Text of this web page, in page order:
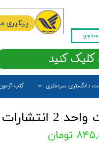
دادگستری، سردفتری کتب
کنید
پیگیری
راهیان ارشد
تومان